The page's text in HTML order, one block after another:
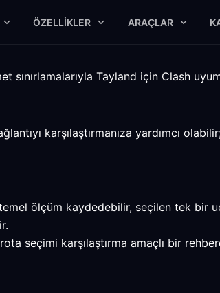
ÖZELLIKLER ARAÇLAR
Tayland için Clash
karşılaştırmanıza yardımcı
ölçüm kaydedebilir, seçilen tek bir
seçimi karşılaştırma amaçlı bir